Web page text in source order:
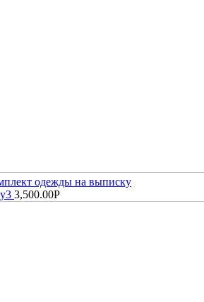
одежды на выписку
3,500.00Р